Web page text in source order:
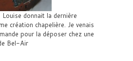
donnait la dernière
création chapelière. Je venais
pour la déposer chez une
Bel-Air